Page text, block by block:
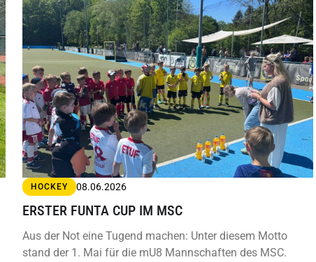
HOCKEY 08.06.2026
ERSTER FUNTA CUP IM MSC
Aus der Not eine Tugend machen: Unter diesem Motto
stand der 1. Mai für die mU8 Mannschaften des MSC.